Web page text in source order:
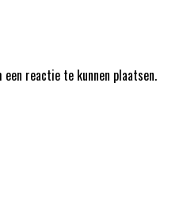
een reactie te kunnen plaatsen.